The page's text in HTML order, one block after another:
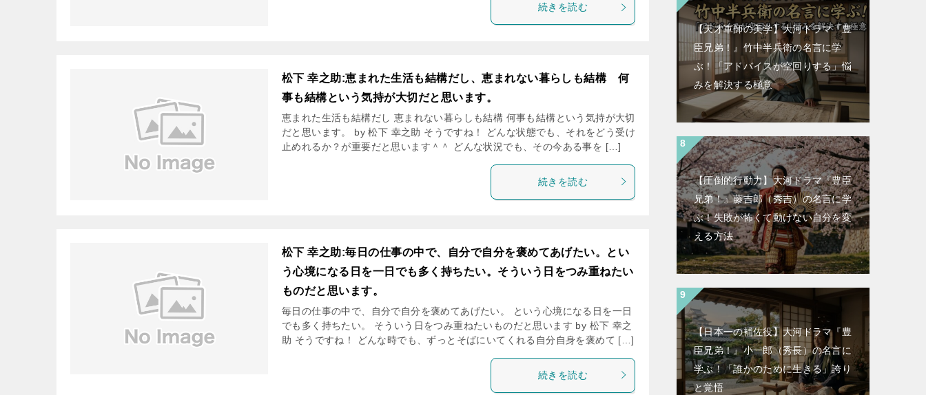
続きを読む
松下 幸之助:恵まれた生活も結構だし、恵まれない暮らしも結構 何
事も結構という気持が大切だと思います。
恵まれた生活も結構だし 恵まれない暮らしも結構 何事も結構という気持が大切
だと思います。 by 松下 幸之助 そうですね！ どんな状態でも、それをどう受け
止めれるか？が重要だと思います＾＾ どんな状況でも、その今ある事を […]
続きを読む
松下 幸之助:毎日の仕事の中で、自分で自分を褒めてあげたい。とい
う心境になる日を一日でも多く持ちたい。そういう日をつみ重ねたい
ものだと思います。
毎日の仕事の中で、自分で自分を褒めてあげたい。 という心境になる日を一日
でも多く持ちたい。 そういう日をつみ重ねたいものだと思います by 松下 幸之
助 そうですね！ どんな時でも、ずっとそばにいてくれる自分自身を褒めて […]
続きを読む
【天才軍師の美学】大河ドラマ『豊
臣兄弟！』竹中半兵衛の名言に学
ぶ！「アドバイスが空回りする」悩
みを解決する極意
【圧倒的行動力】大河ドラマ『豊臣
兄弟！』藤吉郎（秀吉）の名言に学
ぶ！失敗が怖くて動けない自分を変
える方法
【日本一の補佐役】大河ドラマ『豊
臣兄弟！』小一郎（秀長）の名言に
学ぶ！「誰かのために生きる」誇り
と覚悟